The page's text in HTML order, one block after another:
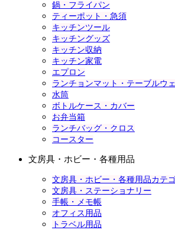
鍋・フライパン
ティーポット・急須
キッチンツール
キッチングッズ
キッチン収納
キッチン家電
エプロン
ランチョンマット・テーブルウ
水筒
ボトルケース・カバー
お弁当箱
ランチバッグ・クロス
コースター
文房具・ホビー・各種用品
文房具・ホビー・各種用品カテ
文房具・ステーショナリー
手帳・メモ帳
オフィス用品
トラベル用品